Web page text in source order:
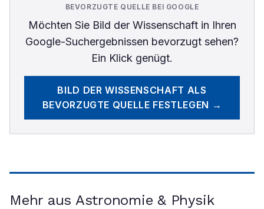
BEVORZUGTE QUELLE BEI GOOGLE
Möchten Sie Bild der Wissenschaftin Ihren
Google-Suchergebnissen bevorzugt sehen?
Ein Klick genügt.
BILD DER WISSENSCHAFT ALS
BEVORZUGTE QUELLE FESTLEGEN →
Mehr aus Astronomie & Physik